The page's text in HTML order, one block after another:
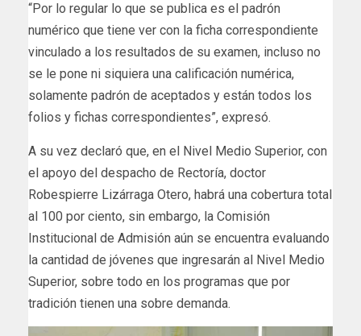
“Por lo regular lo que se publica es el padrón
numérico que tiene ver con la ficha correspondiente
vinculado a los resultados de su examen, incluso no
se le pone ni siquiera una calificación numérica,
solamente padrón de aceptados y están todos los
folios y fichas correspondientes”, expresó.
A su vez declaró que, en el Nivel Medio Superior, con
el apoyo del despacho de Rectoría, doctor
Robespierre Lizárraga Otero, habrá una cobertura total
al 100 por ciento, sin embargo, la Comisión
Institucional de Admisión aún se encuentra evaluando
la cantidad de jóvenes que ingresarán al Nivel Medio
Superior, sobre todo en los programas que por
tradición tienen una sobre demanda.